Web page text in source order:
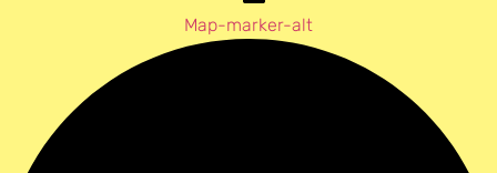
Map-marker-alt